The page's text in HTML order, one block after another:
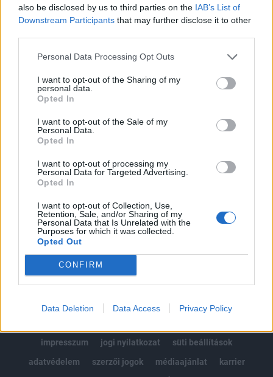
also be disclosed by us to third parties on the IAB’s List of
Downstream Participants that may further disclose it to other
Personal Data Processing Opt Outs
I want to opt-out of the Sharing of my
personal data.
Opted In
I want to opt-out of the Sale of my
Personal Data.
Opted In
I want to opt-out of processing my
Personal Data for Targeted Advertising.
Opted In
I want to opt-out of Collection, Use,
Retention, Sale, and/or Sharing of my
Personal Data that Is Unrelated with the
Purposes for which it was collected.
Opted Out
CONFIRM
Data Deletion Data Access Privacy Policy
A keresett cikk a portfolio.hu hírarchívumához
regisztrációhoz kötött.
Portfolio.hu teljes cikkarchívum
Kötéslisták: BÉT elmúlt 2 év napon belüli
MÁR ELŐFIZETŐNK VAGY?BEJELENTKEZÉS
impresszum
jogi nyilatkozat
süti beállítások
adatvédelem
szerzői jogok médiaajánlat
karrier